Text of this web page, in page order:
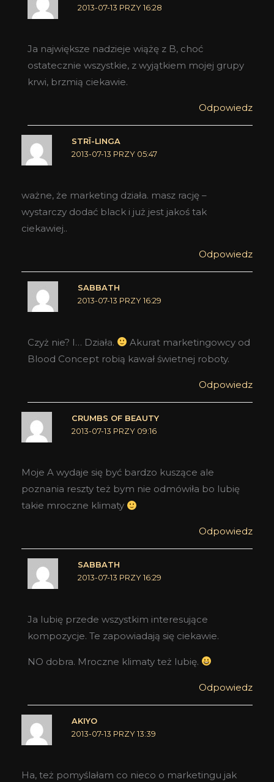
2013-07-13 PRZY 16:28
Ja największe nadzieje wiążę z B, choć
ostatecznie wszystkie, z wyjątkiem mojej grupy
krwi, brzmią ciekawie.
Odpowiedz
STRĪ-LINGA
2013-07-13 PRZY 05:47
ważne, że marketing działa. masz rację –
wystarczy dodać black i już jest jakoś tak
ciekawiej..
Odpowiedz
SABBATH
2013-07-13 PRZY 16:29
Czyż nie? I… Działa.
Akurat marketingowcy od
Blood Concept robią kawał świetnej roboty.
Odpowiedz
CRUMBS OF BEAUTY
2013-07-13 PRZY 09:16
Moje A wydaje się być bardzo kuszące ale
poznania reszty też bym nie odmówiła bo lubię
takie mroczne klimaty
Odpowiedz
SABBATH
2013-07-13 PRZY 16:29
Ja lubię przede wszystkim interesujące
kompozycje. Te zapowiadają się ciekawie.
NO dobra. Mroczne klimaty też lubię.
Odpowiedz
AKIYO
2013-07-13 PRZY 13:39
Ha, też pomyślałam co nieco o marketingu jak